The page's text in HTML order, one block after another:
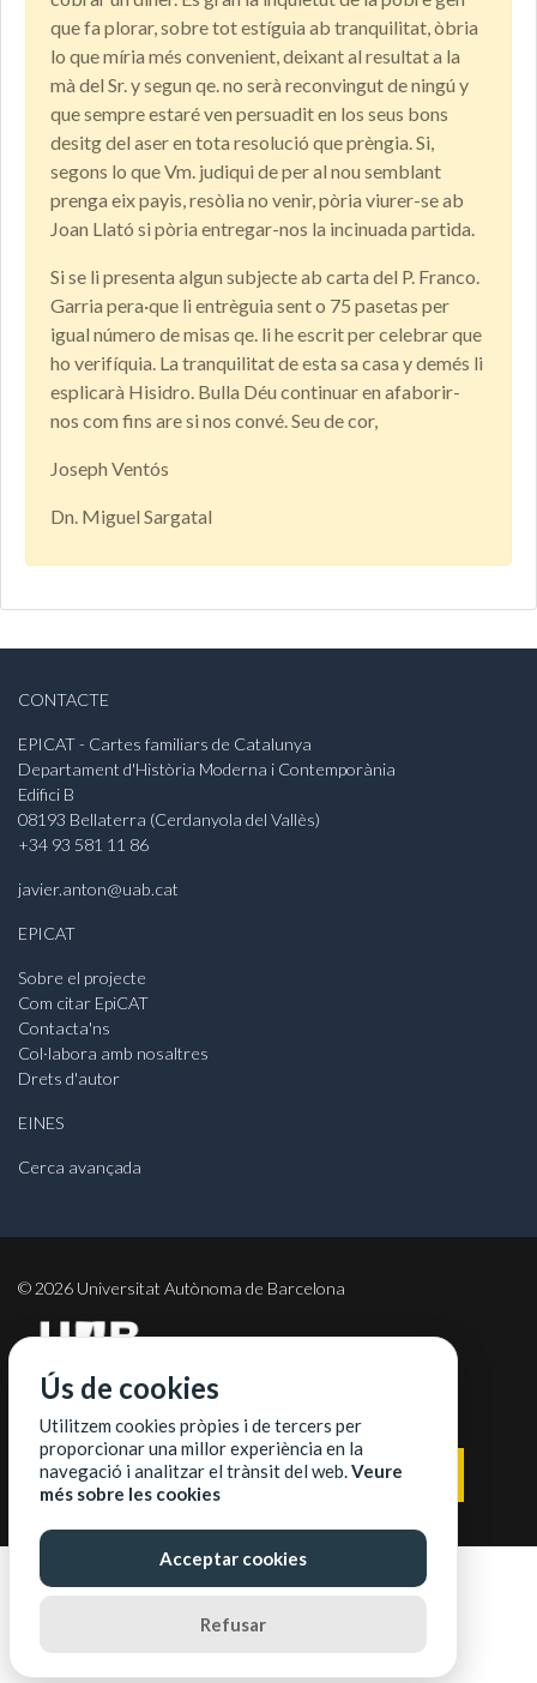
que fa plorar, sobre tot estíguia ab tranquilitat, òbria
lo que míria més convenient, deixant al resultat a la
mà del Sr. y segun qe. no serà reconvingut de ningú y
que sempre estaré ven persuadit en los seus bons
desitg del aser en tota resolució que prèngia. Si,
segons lo que Vm. judiqui de per al nou semblant
prenga eix payis, resòlia no venir, pòria viurer-se ab
Joan Llató si pòria entregar-nos la incinuada partida.
Si se li presenta algun subjecte ab carta del P. Franco.
Garria pera·que li entrèguia sent o 75 pasetas per
igual número de misas qe. li he escrit per celebrar que
ho verifíquia. La tranquilitat de esta sa casa y demés li
esplicarà Hisidro. Bulla Déu continuar en afaborir-
nos com fins are si nos convé. Seu de cor,
Joseph Ventós
Dn. Miguel Sargatal
CONTACTE
EPICAT - Cartes familiars de Catalunya
Departament d'Història Moderna i Contemporània
Edifici B
08193 Bellaterra (Cerdanyola del Vallès)
+34 93 581 11 86
javier.anton@uab.cat
EPICAT
Sobre el projecte
Com citar EpiCAT
Contacta'ns
Col·labora amb nosaltres
Drets d'autor
EINES
Cerca avançada
© 2026 Universitat Autònoma de Barcelona
Ús de cookies
Utilitzem cookies pròpies i de tercers per
proporcionar una millor experiència en la
navegació i analitzar el trànsit del web.Veure
més sobre les cookies
Acceptar cookies
Refusar